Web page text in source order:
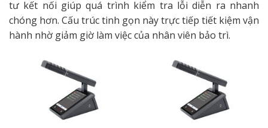
tư kết nối giúp quá trình kiểm tra lỗi diễn ra nhanh
chóng hơn. Cấu trúc tinh gọn này trực tiếp tiết kiệm vận
hành nhờ giảm giờ làm việc của nhân viên bảo trì.